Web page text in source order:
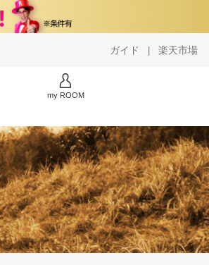
ガイド | 楽天市場
my ROOM